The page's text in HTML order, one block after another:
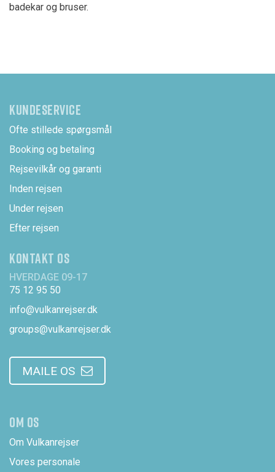
badekar og bruser.
KUNDESERVICE
Ofte stillede spørgsmål
Booking og betaling
Rejsevilkår og garanti
Inden rejsen
Under rejsen
Efter rejsen
KONTAKT OS
HVERDAGE 09-17
75 12 95 50
info@vulkanrejser.dk
groups@vulkanrejser.dk
MAILE OS
OM OS
Om Vulkanrejser
Vores personale